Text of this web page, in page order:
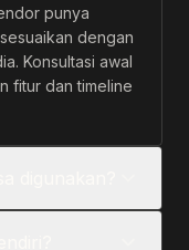
punya
dengan
Konsultasi awal
fitur dan timeline